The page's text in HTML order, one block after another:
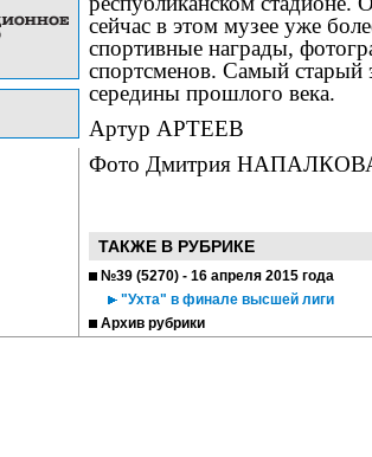
сейчас в этом музее уже
спортивные награды,
спортсменов. Самый старый
середины прошлого века.
Артур АРТЕЕВ
Фото Дмитрия
ТАКЖЕ В РУБРИКЕ
№39 (5270) - 16 апреля 2015 года
"Ухта" в финале высшей лиги
Архив рубрики